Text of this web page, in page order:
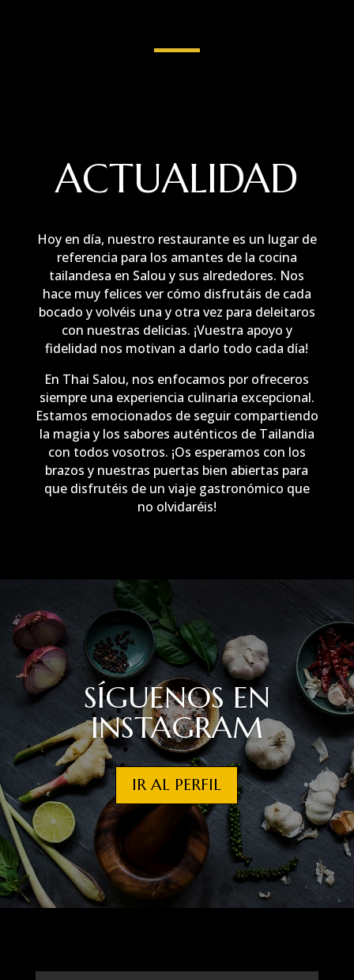
ACTUALIDAD
Hoy en día, nuestro restaurante es un lugar de
referencia para los amantes de la cocina
tailandesa en Salou y sus alrededores. Nos
hace muy felices ver cómo disfrutáis de cada
bocado y volvéis una y otra vez para deleitaros
con nuestras delicias. ¡Vuestra apoyo y
fidelidad nos motivan a darlo todo cada día!
En Thai Salou, nos enfocamos por ofreceros
siempre una experiencia culinaria excepcional.
Estamos emocionados de seguir compartiendo
la magia y los sabores auténticos de Tailandia
con todos vosotros. ¡Os esperamos con los
brazos y nuestras puertas bien abiertas para
que disfrutéis de un viaje gastronómico que
no olvidaréis!
SÍGUENOS EN
INSTAGRAM
IR AL PERFIL